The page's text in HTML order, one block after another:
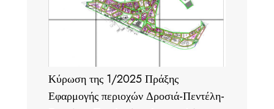
Κύρωση της 1/2025 Πράξης
Εφαρμογής περιοχών Δροσιά-Πεντέλη-